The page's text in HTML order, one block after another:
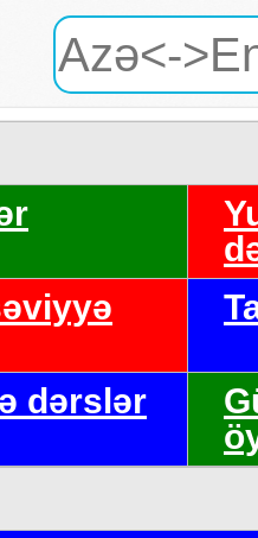
dərslər